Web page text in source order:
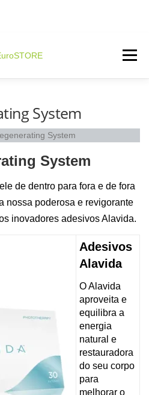
Menu
System
System
de dentro para fora e de fora
nossa poderosa e revigorante
inovadores adesivos Alavida.
Adesivos
Alavida
O Alavida
aproveita e
equilibra a
energia
natural e
restauradora
do seu corpo
para
melhorar o